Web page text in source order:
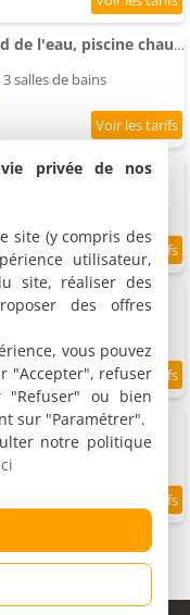
La Villa Bacchus au bord de l'eau, piscine chauffée, climatisation PROMO AUTOMNE 2026
salles de bains
de bains
salles de bains
privée de nos
site (y compris des
utilisateur,
site, réaliser des
des offres
vous pouvez
"Accepter", refuser
ou bien
sur "Paramétrer".
notre politique